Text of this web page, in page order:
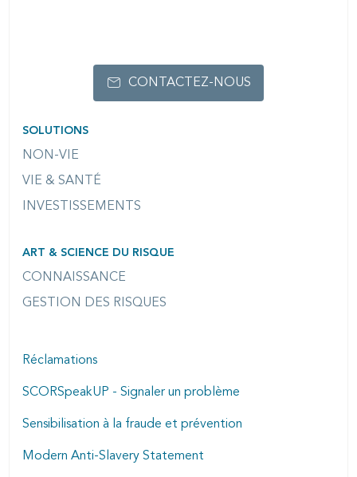
SOLUTIONS
NON-VIE
VIE & SANTÉ
INVESTISSEMENTS
ART & SCIENCE DU RISQUE
CONNAISSANCE
GESTION DES RISQUES
CONTACTEZ-NOUS
Réclamations
SCORSpeakUP - Signaler un problème
Sensibilisation à la fraude et prévention
Modern Anti-Slavery Statement